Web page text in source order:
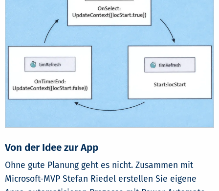
Von der Idee zur App
Ohne gute Planung geht es nicht. Zusammen mit
Microsoft-MVP Stefan Riedel erstellen Sie eigene